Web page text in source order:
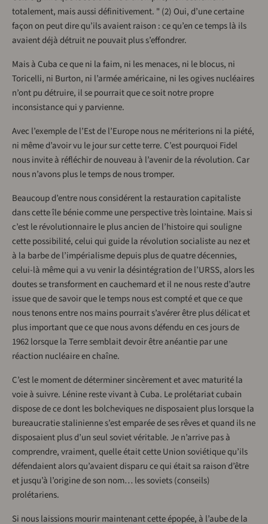
totalement, mais aussi définitivement. " (2) Oui, d’une certaine
façon on peut dire qu’ils avaient raison : ce qu’en ce temps là ils
avaient déjà détruit ne pouvait plus s’effondrer.
Mais à Cuba ce que ni la faim, ni les menaces, ni le blocus, ni
Toricelli, ni Burton, ni l’armée américaine, ni les ogives nucléaires
n’ont pu détruire, il se pourrait que ce soit notre propre
inconsistance qui y parvienne.
Avec l’exemple de l’Est de l’Europe nous ne mériterions ni la piété,
ni même d’avoir vu le jour sur cette terre. C’est pourquoi Fidel
nous invite à réfléchir de nouveau à l’avenir de la révolution. Car
nous n’avons plus le temps de nous tromper.
Beaucoup d’entre nous considérent la restauration capitaliste
dans cette île bénie comme une perspective très lointaine. Mais si
c’est le révolutionnaire le plus ancien de l’histoire qui souligne
cette possibilité, celui qui guide la révolution socialiste au nez et
à la barbe de l’impérialisme depuis plus de quatre décennies,
celui-là même qui a vu venir la désintégration de l’URSS, alors les
doutes se transforment en cauchemard et il ne nous reste d’autre
issue que de savoir que le temps nous est compté et que ce que
nous tenons entre nos mains pourrait s’avérer être plus délicat et
plus important que ce que nous avons défendu en ces jours de
1962 lorsque la Terre semblait devoir être anéantie par une
réaction nucléaire en chaîne.
C’est le moment de déterminer sincèrement et avec maturité la
voie à suivre. Lénine reste vivant à Cuba. Le prolétariat cubain
dispose de ce dont les bolcheviques ne disposaient plus lorsque la
bureaucratie stalinienne s’est emparée de ses rêves et quand ils ne
disposaient plus d’un seul soviet véritable. Je n’arrive pas à
comprendre, vraiment, quelle était cette Union soviétique qu’ils
défendaient alors qu’avaient disparu ce qui était sa raison d’être
et jusqu’à l’origine de son nom… les soviets (conseils)
prolétariens.
Si nous laissions mourir maintenant cette épopée, à l’aube de la